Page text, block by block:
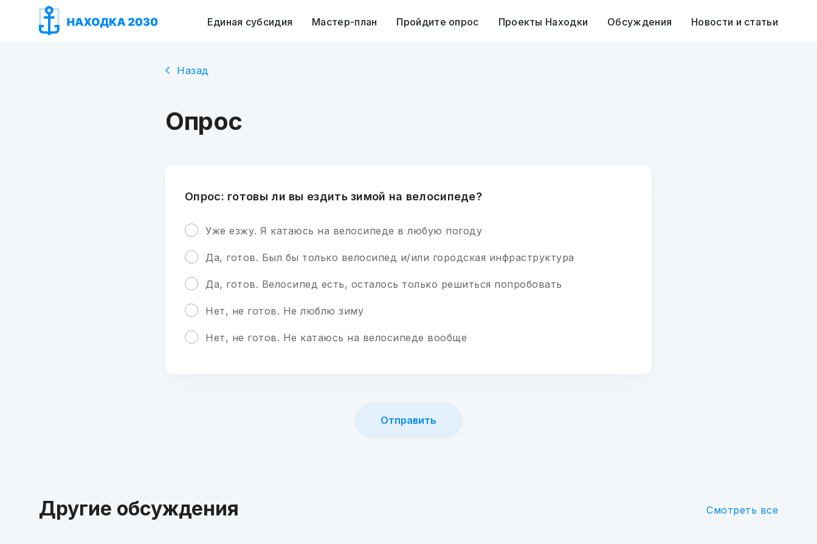
Единая субсидия Мастер-план Пройдите опрос Проекты Находки Обсуждения Новости и статьи
Назад
Опрос
Опрос: готовы ли вы ездить зимой на велосипеде?
Уже езжу. Я катаюсь на велосипеде в любую погоду
Да, готов. Был бы только велосипед и/или городская инфраструктура
Да, готов. Велосипед есть, осталось только решиться попробовать
Нет, не готов. Не люблю зиму
Нет, не готов. Не катаюсь на велосипеде вообще
Другие обсуждения Смотреть все